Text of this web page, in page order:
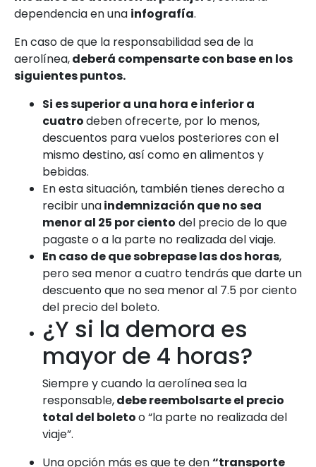
dependencia en una infografía.
En caso de que la responsabilidad sea de la
aerolínea,deberá compensarte con base en los
siguientes puntos.
Si es superior a una hora e inferior a
cuatrodeben ofrecerte, por lo menos,
descuentos para vuelos posteriores con el
mismo destino, así como en alimentos y
bebidas.
En esta situación, también tienes derecho a
recibir unaindemnización que no sea
menor al 25 por ciento del precio de lo que
pagaste o a la parte no realizada del viaje.
En caso de que sobrepase las dos horas,
pero sea menor a cuatro tendrás que darte un
descuento que no sea menor al 7.5 por ciento
del precio del boleto.
¿Y si la demora es
mayor de 4 horas?
Siempre y cuando la aerolínea sea la
responsable,debe reembolsarte el precio
total del boletoo “la parte no realizada del
viaje”.
Una opción más es que te den“transporte